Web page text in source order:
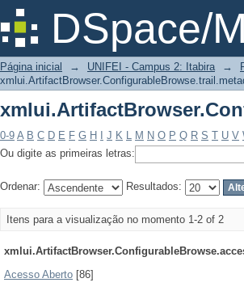
DSpace/
Página inicial → UNIFEI - Campus 2: Itabira →
0-9 A B C D E F G H J K L M N O P Q R S T U V
Ou digite as primeiras letras:
Ordenar: Resultados:
Itens para a visualização no momento 1-2 of 2
Acesso Aberto [86]